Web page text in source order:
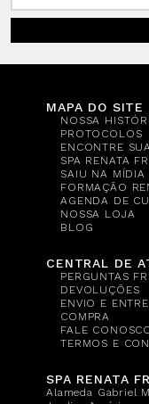
MAPA DO SITE
NOSSA
PROTOCOLOS
ENCONTRE
SPA RENATA
SAIU NA MÍDIA
FORMAÇÃO
AGENDA DE
NOSSA LOJA
BLOG
CENTRAL DE
PERGUNTAS
DEVOLUÇÕES
ENVIO E
COMPRA
FALE
TERMOS E
SPA RENATA
Alameda Gabriel